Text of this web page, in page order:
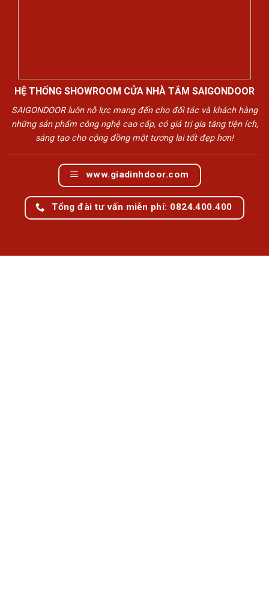
HỆ THỐNG SHOWROOM CỬA NHÀ TẮM SAIGONDOOR
SAIGONDOOR luôn nỗ lực mang đến cho đối tác và khách hàng
những sản phẩm công nghệ cao cấp, có giá trị gia tăng tiện ích,
sáng tạo cho cộng đồng một tương lai tốt đẹp hơn!
www.giadinhdoor.com
Tổng đài tư vấn miễn phí: 0824.400.400